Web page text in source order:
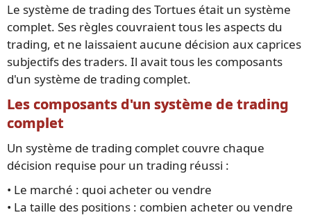
Le système de trading des Tortues était un système
complet. Ses règles couvraient tous les aspects du
trading, et ne laissaient aucune décision aux caprices
subjectifs des traders. Il avait tous les composants
d'un système de trading complet.
Les composants d'un système de trading
complet
Un système de trading complet couvre chaque
décision requise pour un trading réussi :
• Le marché : quoi acheter ou vendre
• La taille des positions : combien acheter ou vendre